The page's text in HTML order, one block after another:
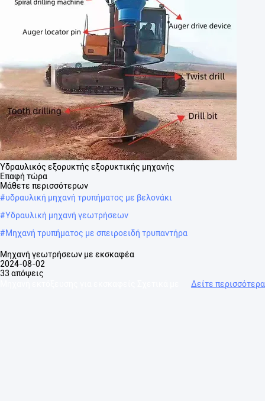
Υδραυλικός εξορυκτής εξορυκτικής μηχανής
Επαφή τώρα
Μάθετε περισσότερων
#υδραυλική μηχανή τρυπήματος με βελονάκι
#Υδραυλική μηχανή γεωτρήσεων
#Μηχανή τρυπήματος με σπειροειδή τρυπαντήρα
Μηχανή γεωτρήσεων με εκσκαφέα
2024-08-02
33 απόψεις
Δείτε περισσότερα